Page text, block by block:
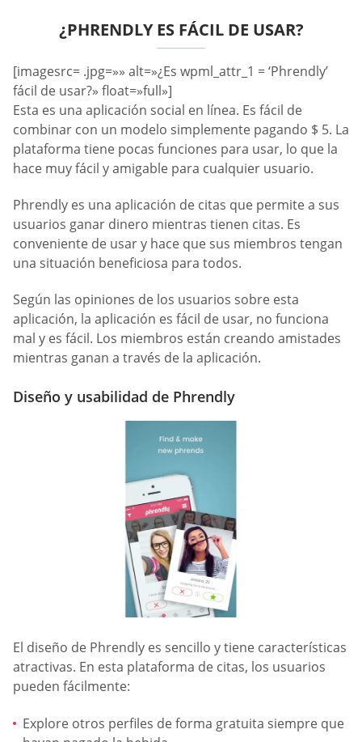
¿PHRENDLY ES FÁCIL DE USAR?
[imagesrc= .jpg=»» alt=»¿Es wpml_attr_1 = ‘Phrendly’
fácil de usar?» float=»full»]
Esta es una aplicación social en línea. Es fácil de
combinar con un modelo simplemente pagando $ 5. La
plataforma tiene pocas funciones para usar, lo que la
hace muy fácil y amigable para cualquier usuario.
Phrendly es una aplicación de citas que permite a sus
usuarios ganar dinero mientras tienen citas. Es
conveniente de usar y hace que sus miembros tengan
una situación beneficiosa para todos.
Según las opiniones de los usuarios sobre esta
aplicación, la aplicación es fácil de usar, no funciona
mal y es fácil. Los miembros están creando amistades
mientras ganan a través de la aplicación.
Diseño y usabilidad de Phrendly
El diseño de Phrendly es sencillo y tiene características
atractivas. En esta plataforma de citas, los usuarios
pueden fácilmente:
Explore otros perfiles de forma gratuita siempre que